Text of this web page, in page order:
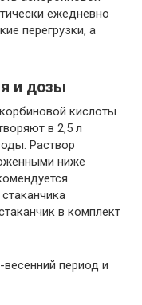
ежедневно
перегрузки, а
и дозы
кислоты
в 2,5 л
Раствор
ниже
в комплект
период и